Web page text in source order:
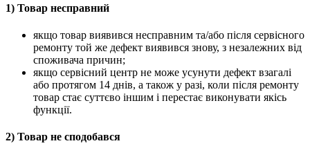
1) Товар несправний
якщо товар виявився несправним та/або після сервісного
ремонту той же дефект виявився знову, з незалежних від
споживача причин;
якщо сервісний центр не може усунути дефект взагалі
або протягом 14 днів, а також у разі, коли після ремонту
товар стає суттєво іншим і перестає виконувати якісь
функції.
2) Товар не сподобався